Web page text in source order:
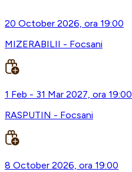
20 October 2026, ora 19:00
MIZERABILII - Focsani
1 Feb - 31 Mar 2027, ora 19:00
RASPUTIN - Focsani
8 October 2026, ora 19:00